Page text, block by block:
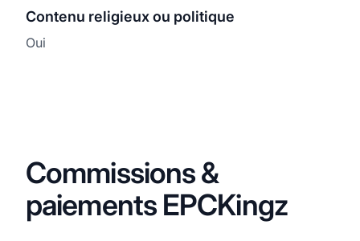
Contenu religieux ou politique
Oui
Commissions &
paiements EPCKingz